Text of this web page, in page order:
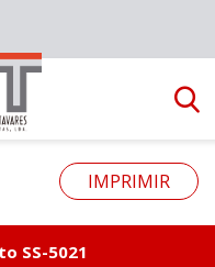
IMPRIMIR
SS-5021